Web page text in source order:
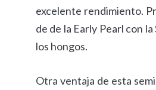
excelente rendimiento.
de de la Early Pearl con
los hongos.
Otra ventaja de esta